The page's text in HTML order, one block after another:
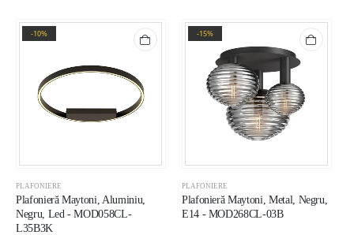
-10%
PLAFONIERE
Plafonieră Maytoni, Aluminiu,
Negru, Led - MOD058CL-
L35B3K
-15%
PLAFONIERE
Plafonieră Maytoni, Metal, Negru,
E14 - MOD268CL-03B